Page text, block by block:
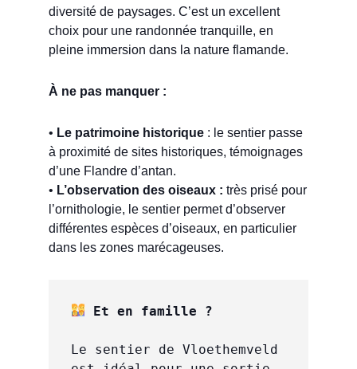
diversité de paysages. C’est un excellent
choix pour une randonnée tranquille, en
pleine immersion dans la nature flamande.
À ne pas manquer :
• Le patrimoine historique : le sentier passe
à proximité de sites historiques, témoignages
d’une Flandre d’antan.
• L’observation des oiseaux : très prisé pour
l’ornithologie, le sentier permet d’observer
différentes espèces d’oiseaux, en particulier
dans les zones marécageuses.
Et en famille ?
Le sentier de Vloethemveld